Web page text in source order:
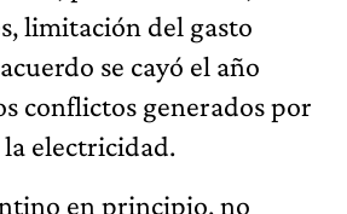
limitación del gasto
se cayó el año
conflictos generados por
electricidad.
en principio, no